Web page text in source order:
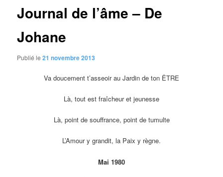
Journal de l’âme – De
Johane
Publié le21 novembre 2013
Va doucement t’asseoir au Jardin de ton ÊTRE
Là, tout est fraîcheur et jeunesse
Là, point de souffrance, point de tumulte
L’Amour y grandit, la Paix y règne.
Mai 1980